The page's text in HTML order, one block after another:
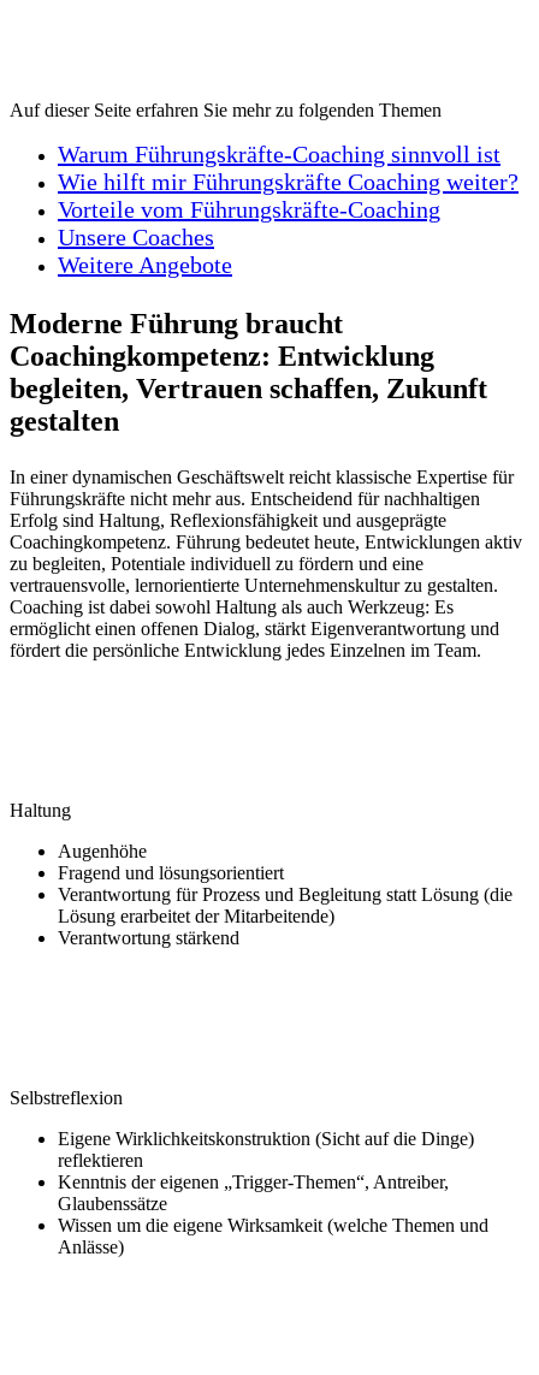
Auf dieser Seite erfahren Sie mehr zu folgenden Themen
Warum Führungskräfte-Coaching sinnvoll ist
Wie hilft mir Führungskräfte Coaching weiter?
Vorteile vom Führungskräfte-Coaching
Unsere Coaches
Weitere Angebote
Moderne Führung braucht
Coachingkompetenz: Entwicklung
begleiten, Vertrauen schaffen, Zukunft
gestalten
In einer dynamischen Geschäftswelt reicht klassische Expertise für
Führungskräfte nicht mehr aus. Entscheidend für nachhaltigen
Erfolg sind Haltung, Reflexionsfähigkeit und ausgeprägte
Coachingkompetenz. Führung bedeutet heute, Entwicklungen aktiv
zu begleiten, Potentiale individuell zu fördern und eine
vertrauensvolle, lernorientierte Unternehmenskultur zu gestalten.
Coaching ist dabei sowohl Haltung als auch Werkzeug: Es
ermöglicht einen offenen Dialog, stärkt Eigenverantwortung und
fördert die persönliche Entwicklung jedes Einzelnen im Team.
Haltung
Augenhöhe
Fragend und lösungsorientiert
Verantwortung für Prozess und Begleitung statt Lösung (die
Lösung erarbeitet derMitarbeitende)
Verantwortung stärkend
Selbstreflexion
Eigene Wirklichkeitskonstruktion (Sicht auf die Dinge)
reflektieren
Kenntnis der eigenen „Trigger-Themen“, Antreiber,
Glaubenssätze
Wissen um die eigene Wirksamkeit (welche Themen und
Anlässe)